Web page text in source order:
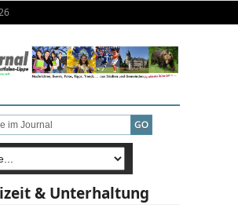
& Unterhaltung